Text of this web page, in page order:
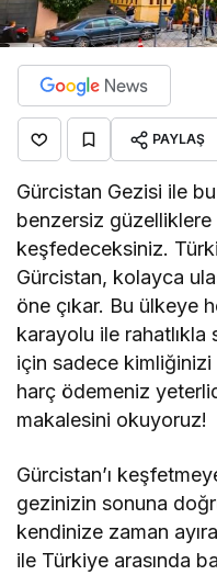
PAYLAŞ
Gürcistan Gezisi ile
benzersiz güzelliklere
keşfedeceksiniz.
Gürcistan, kolayca
öne çıkar. Bu ülkeye
karayolu ile
için sadece
harç ödemeniz
makalesini okuyoruz!
Gürcistan’ı
gezinizin sonuna
kendinize zaman
ile Türkiye arasında